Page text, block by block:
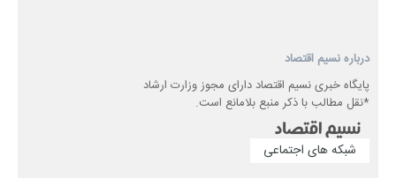
درباره نسیم اقتصاد
پایگاه خبری نسیم اقتصاد دارای مجوز وزارت ارشاد
*نقل مطالب با ذکر منبع بلامانع است.
شبکه های اجتماعی